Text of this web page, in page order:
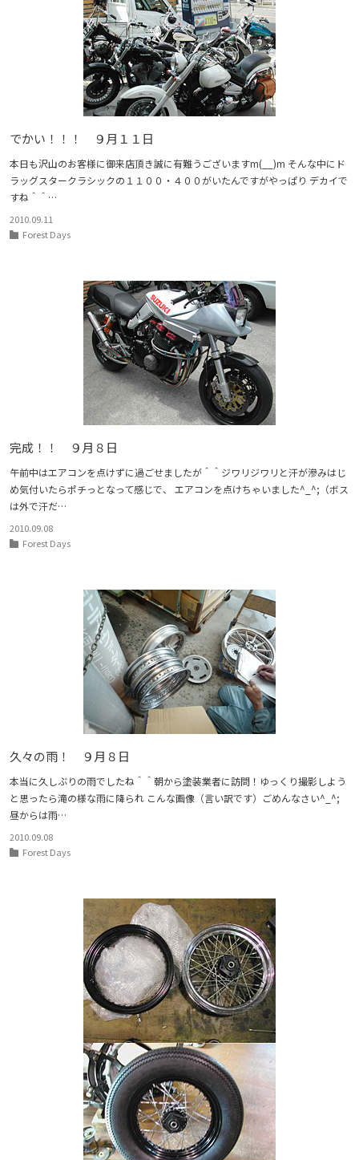
でかい！！！ ９月１１日
本日も沢山のお客様に御来店頂き誠に有難うございますm(__)m そんな中にド
ラッグスタークラシックの１１００・４００がいたんですがやっぱり デカイで
すね＾＾…
2010.09.11
Forest Days
完成！！ ９月８日
午前中はエアコンを点けずに過ごせましたが＾＾ジワリジワリと汗が滲みはじ
め気付いたらポチっとなって感じで、 エアコンを点けちゃいました^_^;（ボス
は外で汗だ…
2010.09.08
Forest Days
久々の雨！ ９月８日
本当に久しぶりの雨でしたね＾＾朝から塗装業者に訪問！ゆっくり撮影しよう
と思ったら滝の様な雨に降られ こんな画像（言い訳です）ごめんなさい^_^;
昼からは雨…
2010.09.08
Forest Days